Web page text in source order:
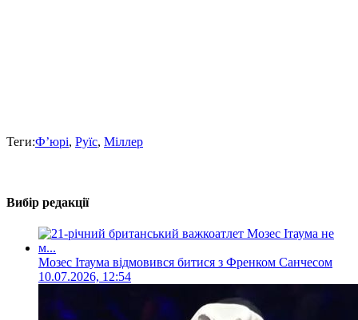
Теги:Ф’юрі, Руїс, Міллер
Вибір редакції
Мозес Ітаума відмовився битися з Френком Санчесом
10.07.2026, 12:54